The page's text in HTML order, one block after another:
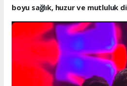
boyu sağlık, huzur ve mutluluk